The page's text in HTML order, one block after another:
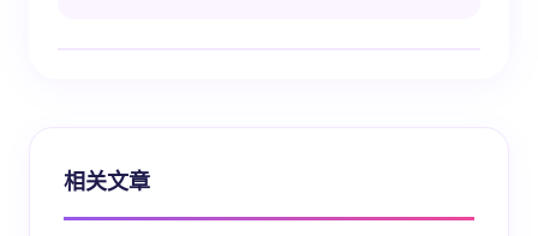
相关文章